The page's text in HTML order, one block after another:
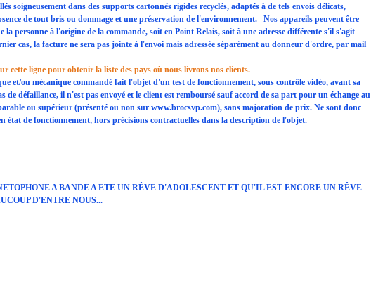
soigneusement dans des supports cartonnés rigides recyclés, adaptés à de tels envois délicats,
de tout bris ou dommage et une préservation de l'environnement.
Nos appareils peuvent être
la personne à l'origine de la commande, soit en Point Relais, soit à une adresse différente s'il s'agit
cas, la facture ne sera pas jointe à l'envoi mais adressée séparément au donneur d'ordre, par mail
cette ligne pour obtenir la liste des pays où nous livrons nos clients.
et/ou mécanique commandé fait l'objet d'un test de fonctionnement, sous contrôle vidéo, avant sa
de défaillance, il n'est pas envoyé et le client est remboursé sauf accord de sa part pour un échange au
ou supérieur (présenté ou non sur www.brocsvp.com), sans majoration de prix. Ne sont donc
état de fonctionnement, hors précisions contractuelles dans la description de l'objet.
A BANDE A ETE UN RÊVE D'ADOLESCENT ET QU'IL EST ENCORE UN RÊVE
D'ENTRE NOUS...